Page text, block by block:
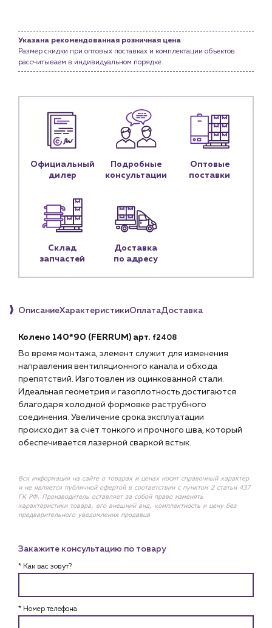
Новости
Контакты
Контактные данные
Наши партнёры
+7 (918) 070-19-79
Пн – пт: 9:00 – 18:00
Указана рекомендованная розничная цена
Размер скидки при оптовых поставках и комплектации объектов
рассчитываем в индивидуальном порядке.
Официальный
дилер
Подробные
консультации
Оптовые
поставки
Склад
запчастей
Доставка
по адресу
ОписаниеХарактеристикиОплатаДоставка
Колено 140*90 (FERRUM) арт. f2408
Во время монтажа, элемент служит для изменения
направления вентиляционного канала и обхода
препятствий. Изготовлен из оцинкованной стали.
Идеальная геометрия и газоплотность достигаются
благодаря холодной формовке раструбного
соединения. Увеличение срока эксплуатации
происходит за счет тонкого и прочного шва, который
обеспечивается лазерной сваркой встык.
Вся информация на сайте о товарах и ценах носит справочный характер
и не является публичной офертой в соответствии с пунктом 2 статьи 437
ГК РФ. Производитель оставляет за собой право изменять
характеристики товара, его внешний вид, комплектность и цену без
предварительного уведомления продавца
Закажите консультацию по товару
* Как вас зовут?
* Номер телефона